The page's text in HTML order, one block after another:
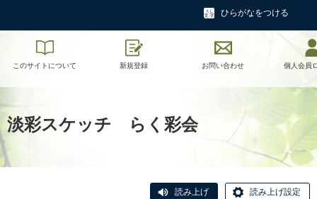
ひらがなをつける
このサイトについて 新規登録 お問い合わせ 個人会員
淡彩スケッチ らく彩会
読み上げ 読み上げ設定